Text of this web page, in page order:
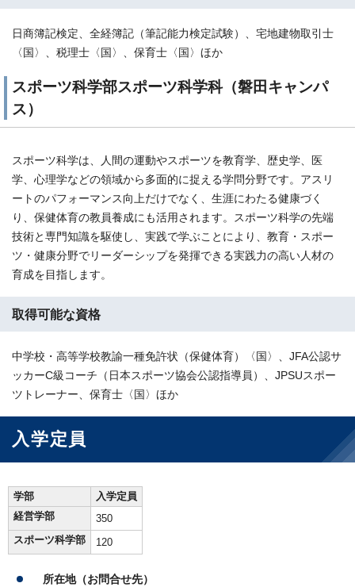
日商簿記検定、全経簿記（筆記能力検定試験）、宅地建物取引士
〈国〉、税理士〈国〉、保育士〈国〉ほか
スポーツ科学部スポーツ科学科（磐田キャンパ
ス）
スポーツ科学は、人間の運動やスポーツを教育学、歴史学、医
学、心理学などの領域から多面的に捉える学問分野です。アスリ
ートのパフォーマンス向上だけでなく、生涯にわたる健康づく
り、保健体育の教員養成にも活用されます。スポーツ科学の先端
技術と専門知識を駆使し、実践で学ぶことにより、教育・スポー
ツ・健康分野でリーダーシップを発揮できる実践力の高い人材の
育成を目指します。
取得可能な資格
中学校・高等学校教諭一種免許状（保健体育）〈国〉、JFA公認サ
ッカーC級コーチ（日本スポーツ協会公認指導員）、JPSUスポー
ツトレーナー、保育士〈国〉ほか
入学定員
学部
入学定員
経営学部
350
スポーツ科学部
120
所在地（お問合せ先）